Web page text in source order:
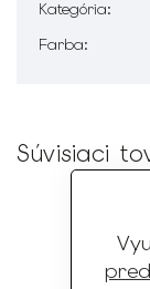
Kategória:
Farba:
Súvisiaci